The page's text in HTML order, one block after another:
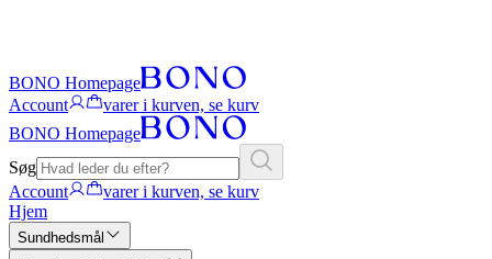
BONO Homepage
Account
varer i kurven, se kurv
BONO Homepage
Søg
Account
varer i kurven, se kurv
Hjem
Sundhedsmål